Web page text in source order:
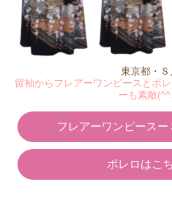
東京都・Ｓ
留袖からフレアーワンピースとボ
ーも素敵
フレアーワンピース
ボレロはこ